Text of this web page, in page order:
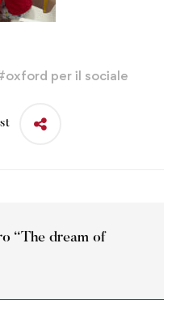
oxford per il sociale
“The dream of